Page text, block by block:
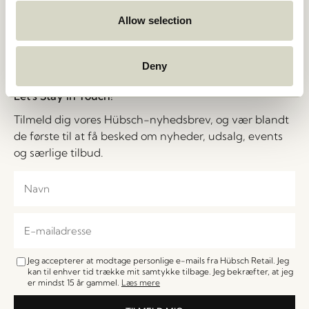
Allow selection
Deny
FAQ
Stories
Let's Stay in Touch!
Tilmeld dig vores Hübsch-nyhedsbrev, og vær blandt
de første til at få besked om nyheder, udsalg, events
og særlige tilbud.
Jeg accepterer at modtage personlige e-mails fra Hübsch Retail. Jeg
kan til enhver tid trække mit samtykke tilbage. Jeg bekræfter, at jeg
er mindst 15 år gammel. Læs mere